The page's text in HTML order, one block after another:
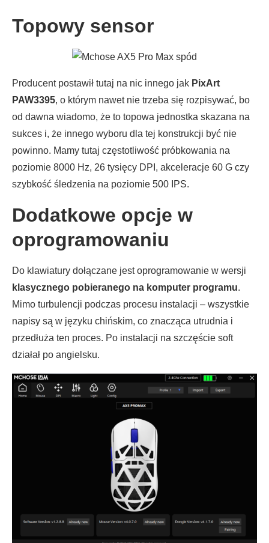
Topowy sensor
Producent postawił tutaj na nic innego jak PixArt
PAW3395, o którym nawet nie trzeba się rozpisywać, bo
od dawna wiadomo, że to topowa jednostka skazana na
sukces i, że innego wyboru dla tej konstrukcji być nie
powinno. Mamy tutaj częstotliwość próbkowania na
poziomie 8000 Hz, 26 tysięcy DPI, akceleracje 60 G czy
szybkość śledzenia na poziomie 500 IPS.
Dodatkowe opcje w
oprogramowaniu
Do klawiatury dołączane jest oprogramowanie w wersji
klasycznego pobieranego na komputer programu.
Mimo turbulencji podczas procesu instalacji – wszystkie
napisy są w języku chińskim, co znacząca utrudnia i
przedłuża ten proces. Po instalacji na szczęście soft
działał po angielsku.